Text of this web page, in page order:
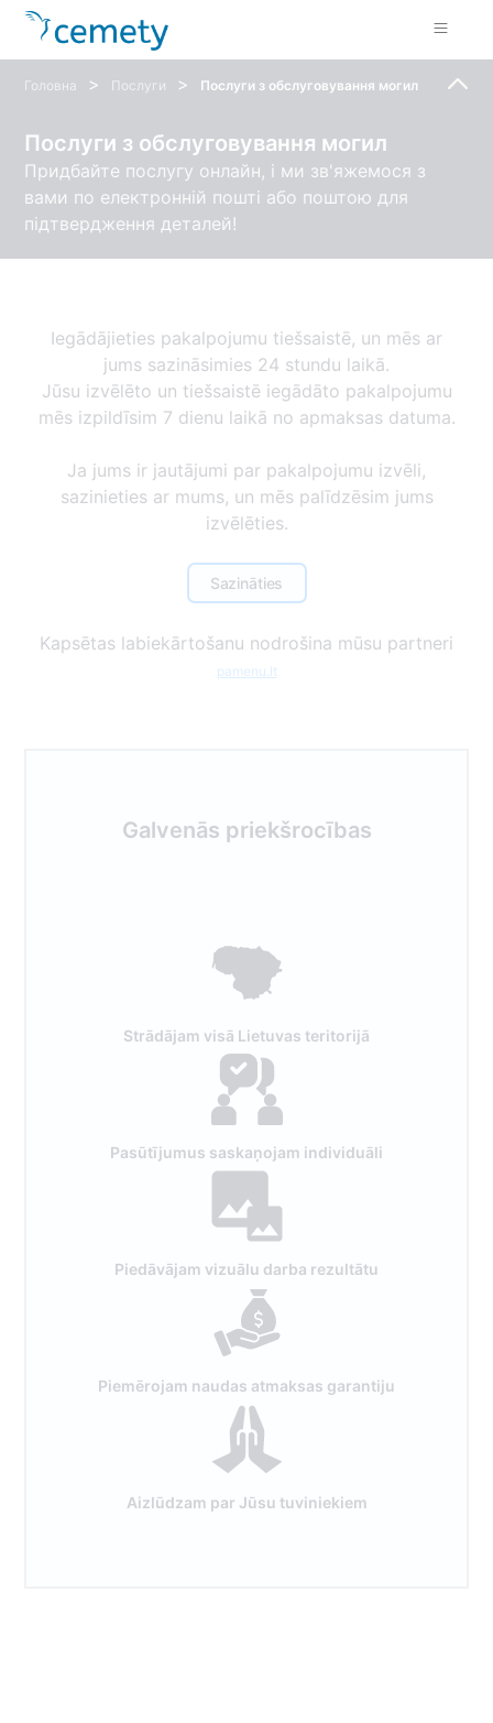
Головна > Послуги > Послуги з обслуговування могил
Послуги з обслуговування могил
Придбайте послугу онлайн, і ми зв'яжемося з
вами по електронній пошті або поштою для
підтвердження деталей!
Iegādājieties pakalpojumu tiešsaistē, un mēs ar
jums sazināsimies 24 stundu laikā.
Jūsu izvēlēto un tiešsaistē iegādāto pakalpojumu
mēs izpildīsim 7 dienu laikā no apmaksas datuma.
Ja jums ir jautājumi par pakalpojumu izvēli,
sazinieties ar mums, un mēs palīdzēsim jums
izvēlēties.
Sazināties
Kapsētas labiekārtošanu nodrošina mūsu partneri
pamenu.lt
Galvenās priekšrocības
Strādājam visā Lietuvas teritorijā
Pasūtījumus saskaņojam individuāli
Piedāvājam vizuālu darba rezultātu
Piemērojam naudas atmaksas garantiju
Aizlūdzam par Jūsu tuviniekiem